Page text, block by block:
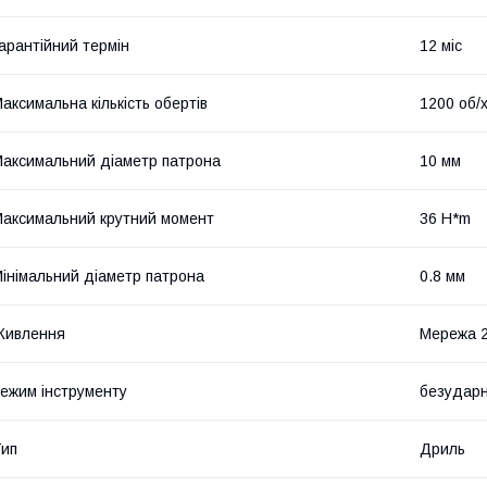
термін 12 міс
кількість обертів 1200 об/
діаметр патрона 10 мм
крутний момент 36 H*m
діаметр патрона 0.8 мм
Мережа
інструменту
Дриль